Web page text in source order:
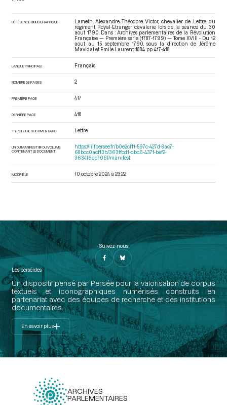
RÉFÉRENCE BIBLIOGRAPHIQUE
Lameth Alexandre Théodore Victor, chevalier de. Lettre du
régiment Royal-Etranger, cavalerie, lors de la séance du 30
aout 1790. Dans : Archives parlementaires de la Révolution
Française — Première série (1787-1799) — Tome XVIII - Du 12
aout au 15 septembre 1790 , sous la direction de Jérôme
Mavidal et Emile Laurent. 1884. pp. 417-418.
LANGUE PRINCIPALE Français
NOMBRE DE PAGES 2
PREMIÈRE PAGE 417
DERNIÈRE PAGE 418
TYPOLOGIE DOCUMENTAIRE Lettre
URI DU MANIFEST IIIF DU VOLUME
CONTENANT LE DOCUMENT
https://iiif.persee.fr/b0e2cf11-597c-427d-8ac7-
68bcc0acf13b/363ffcd1-dbc6-437f-bef2-
3634f6dc706f/manifest
MODIFIÉ LE 10 octobre 2024 à 23:22
Suivez-nous
Les perséides
Un dispositif pensé par Persée pour la valorisation de corpus
textuels et iconographiques numérisés construits en
partenariat avec des équipes de recherche et des institutions
documentaires.
En savoir plus
ARCHIVES
PARLEMENTAIRES